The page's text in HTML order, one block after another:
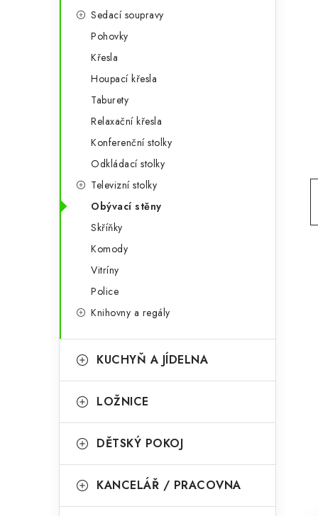
í
p
Sedací soupravy
Pohovky
Křesla
Houpací křesla
Taburety
Relaxační křesla
Konferenční stolky
Odkládací stolky
Televizní stolky
Obývací stěny
Skříňky
Komody
Vitríny
Police
Knihovny a regály
KUCHYŇ A JÍDELNA
LOŽNICE
DĚTSKÝ POKOJ
KANCELÁŘ / PRACOVNA